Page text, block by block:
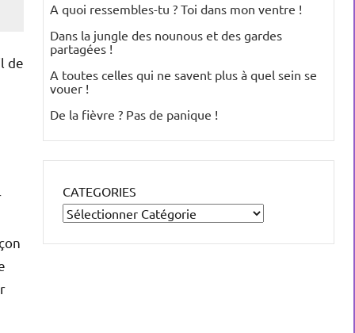
de
A quoi ressembles-tu ? Toi dans mon ventre !
Dans la jungle des nounous et des gardes
partagées !
A toutes celles qui ne savent plus à quel sein se
vouer !
De la fièvre ? Pas de panique !
CATEGORIES